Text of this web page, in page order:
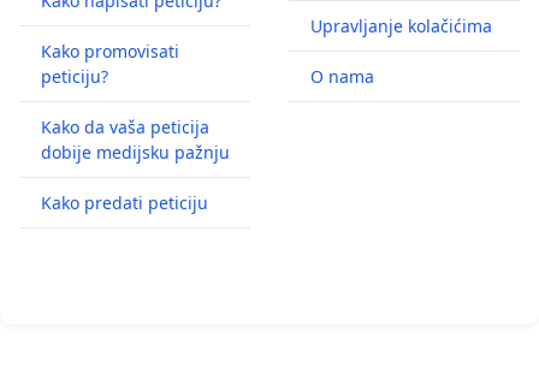
Kako promovisati
peticiju?
Kako da vaša peticija
dobije medijsku pažnju
Kako predati peticiju
Upravljanje kolačićima
O nama